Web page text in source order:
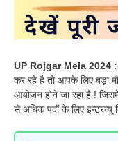
UP Rojgar Mela 2024
कर रहे है तो आपके लिए बड़ा
आयोजन होने जा रहा है !
से अधिक पदों के लिए इन्टरव्यू